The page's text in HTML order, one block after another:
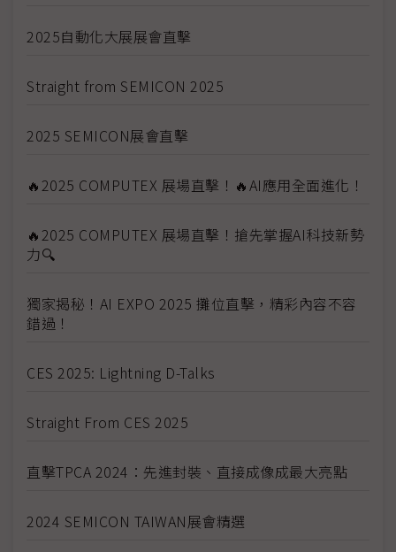
2025自動化大展展會直擊
Straight from SEMICON 2025
2025 SEMICON展會直擊
🔥2025 COMPUTEX 展場直擊！🔥AI應用全面進化！
🔥2025 COMPUTEX 展場直擊！搶先掌握AI科技新勢
力🔍
獨家揭秘！AI EXPO 2025 攤位直擊，精彩內容不容
錯過！
CES 2025: Lightning D-Talks
Straight From CES 2025
直擊TPCA 2024：先進封裝、直接成像成最大亮點
2024 SEMICON TAIWAN展會精選